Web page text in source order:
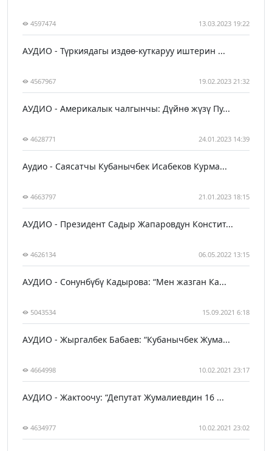
4597474 13.03.2023 19:22
АУДИО - Түркиядагы издөө-куткаруу иштерин ...
4567967 19.02.2023 21:32
АУДИО - Америкалык чалгынчы: Дүйнө жүзү Пу...
4628771 24.01.2023 14:39
Аудио - Саясатчы Кубанычбек Исабеков Курма...
4663797 21.01.2023 18:15
АУДИО - Президент Садыр Жапаровдун Констит...
4626134 06.05.2022 13:15
АУДИО - Сонунбүбү Кадырова: “Мен жазган Ка...
5043534 15.09.2021 6:18
АУДИО - Жыргалбек Бабаев: “Кубанычбек Жума...
4664998 10.02.2021 23:17
АУДИО - Жактоочу: “Депутат Жумалиевдин 16 ...
4634977 10.02.2021 23:02